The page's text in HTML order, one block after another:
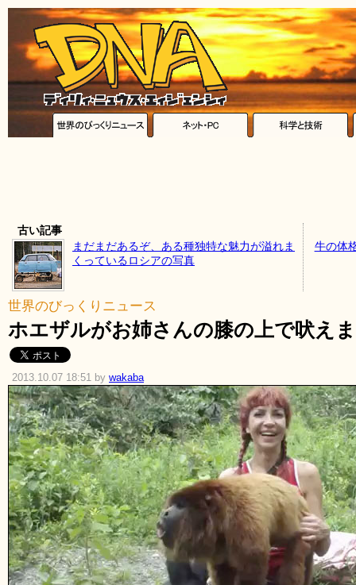
古い記事
まだまだあるぞ、ある種独特な魅力が溢れま
くっているロシアの写真
牛の体
世界のびっくりニュース
ホエザルがお姉さんの膝の上で吠え
2013.10.07 18:51 by wakaba